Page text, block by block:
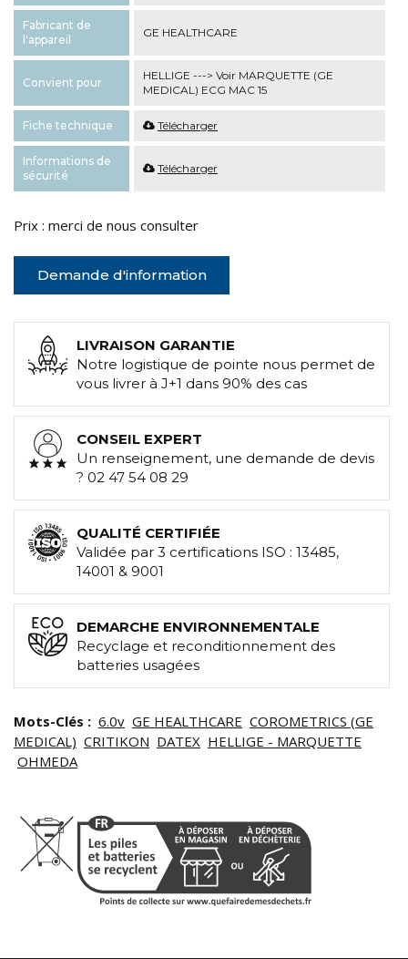
Fabricant de
l'appareil
GE HEALTHCARE
Convient pour
HELLIGE ---> Voir MARQUETTE (GE
MEDICAL) ECG MAC 15
Fiche technique Télécharger
Informations de
sécurité
Télécharger
Prix : merci de nous consulter
Demande d'information
LIVRAISON GARANTIE
Notre logistique de pointe nous permet de
vous livrer à J+1 dans 90% des cas
CONSEIL EXPERT
Un renseignement, une demande de devis
? 02 47 54 08 29
QUALITÉ CERTIFIÉE
Validée par 3 certifications ISO : 13485,
14001 & 9001
DEMARCHE ENVIRONNEMENTALE
Recyclage et reconditionnement des
batteries usagées
Mots-Clés : 6.0v GE HEALTHCARE COROMETRICS (GE
MEDICAL) CRITIKON DATEX HELLIGE - MARQUETTE
OHMEDA